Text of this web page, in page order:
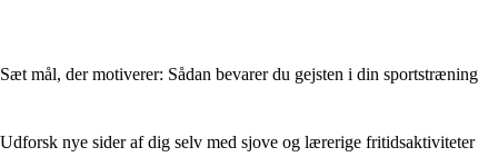
Sæt mål, der motiverer: Sådan bevarer du gejsten i din sportstræning
Udforsk nye sider af dig selv med sjove og lærerige fritidsaktiviteter